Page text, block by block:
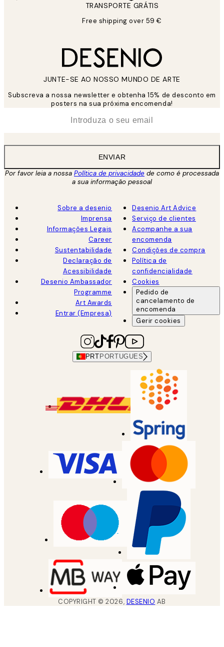
TRANSPORTE GRÁTIS
Free shipping over 59 €
JUNTE-SE AO NOSSO MUNDO DE ARTE
Subscreva a nossa newsletter e obtenha 15% de desconto em
posters na sua próxima encomenda!
ENVIAR
Por favor leia a nossa Política de privacidade de como é processada
a sua informação pessoal
Sobre a desenio
Imprensa
Informações Legais
Career
Sustentabilidade
Declaração de
Acessibilidade
Desenio Ambassador
Programme
Art Awards
Entrar (Empresa)
Desenio Art Advice
Serviço de clientes
Acompanhe a sua
encomenda
Condições de compra
Política de
confidencialidade
Cookies
Pedido de
cancelamento de
encomenda
Gerir cookies
PRT PORTUGUES
COPYRIGHT ©2026, DESENIO AB